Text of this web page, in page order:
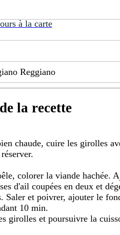
à la carte
Reggiano
la recette
chaude, cuire les girolles
colorer la viande hachée.
d'ail coupées en deux et
Saler et poivrer, ajouter le
10 min.
girolles et poursuivre la